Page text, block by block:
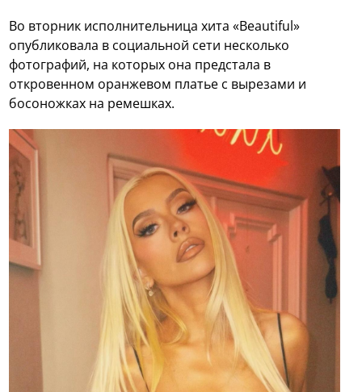
Во вторник исполнительница хита «Beautiful»
опубликовала в социальной сети несколько
фотографий, на которых она предстала в
откровенном оранжевом платье с вырезами и
босоножках на ремешках.